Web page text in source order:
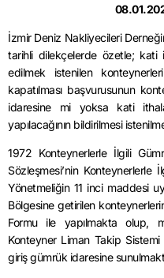
İzmir Deniz Nakliyecileri
tarihli dilekçelerde özetle; kati
edilmek istenilen
kapatılması başvurusunun
idaresine mi yoksa kati
yapılacağının bildirilmesi
1972 Konteynerlerle İlgili
Sözleşmesi’nin Konteynerlerle
Yönetmeliğin 11 inci maddesi
Bölgesine getirilen
Formu ile yapılmakta olup,
Konteyner Liman Takip
giriş gümrük idaresine